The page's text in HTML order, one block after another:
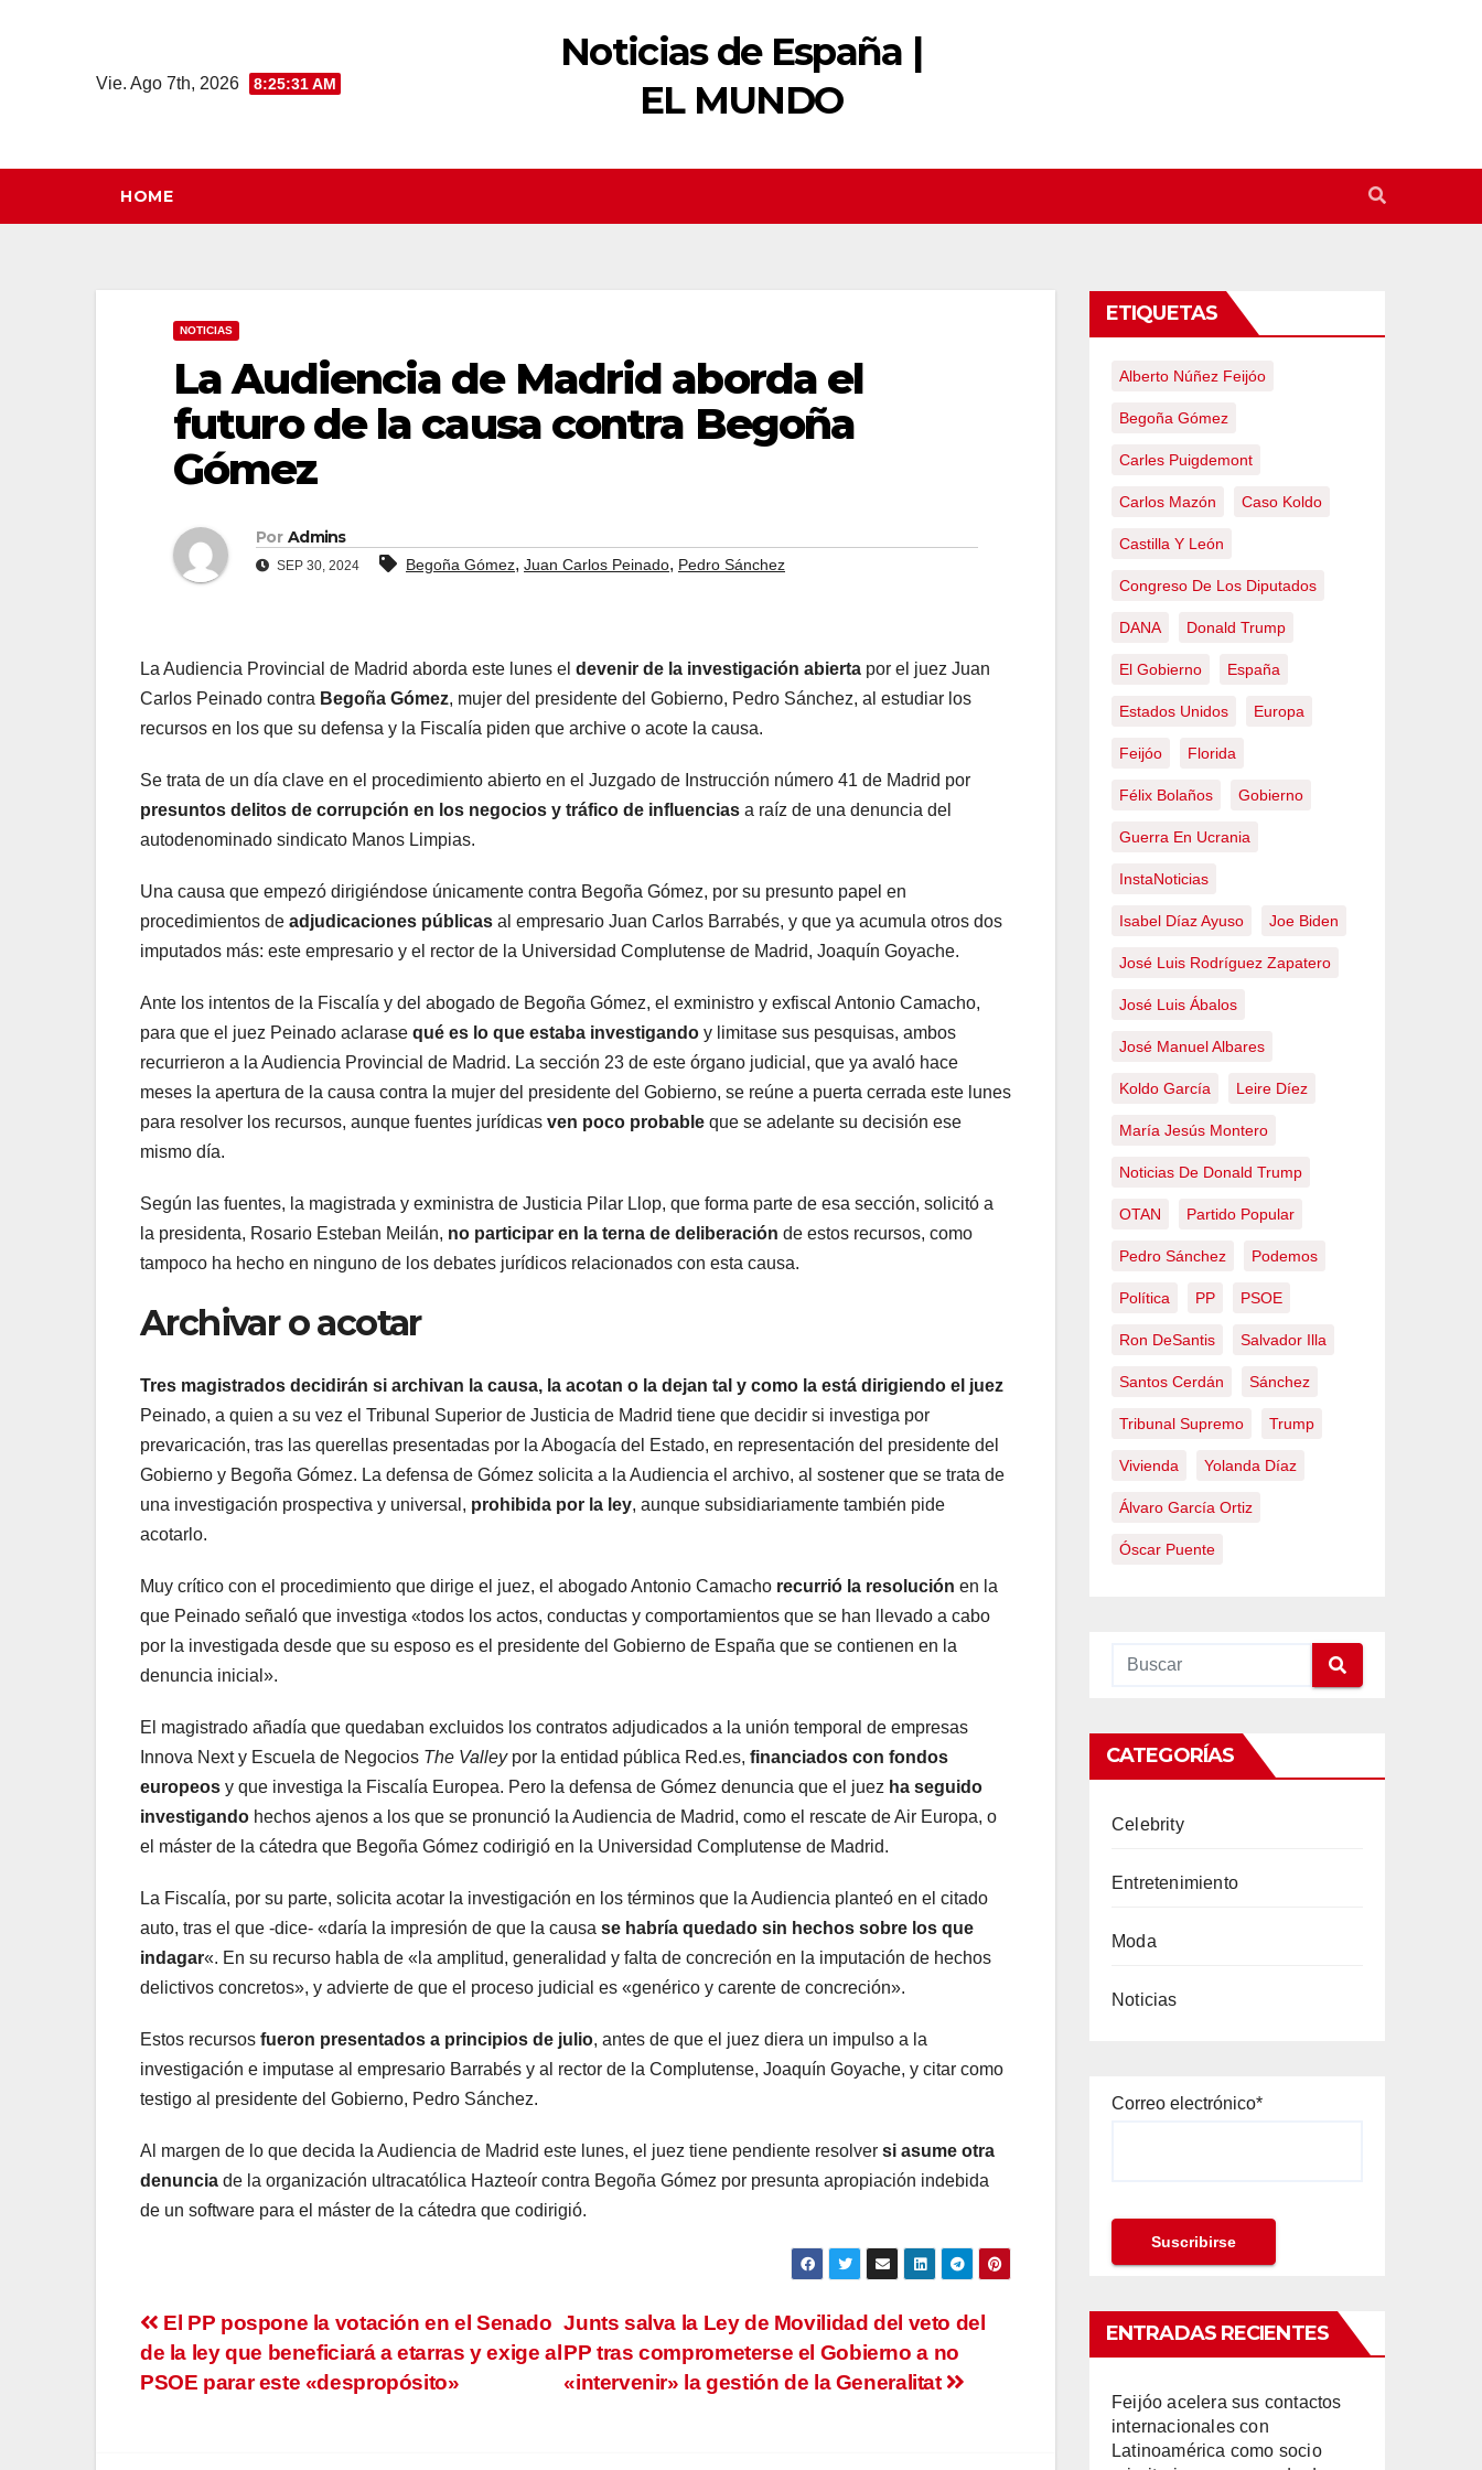
Vie. Ago 7th, 2026 8:25:32 AM
Noticias de España |
EL MUNDO
HOME
NOTICIAS
La Audiencia de Madrid aborda el
futuro de la causa contra Begoña
Gómez
Por Admins
SEP 30, 2024 Begoña Gómez, Juan Carlos Peinado, Pedro Sánchez
La Audiencia Provincial de Madrid aborda este lunes el devenir de la investigación abierta por el juez Juan
Carlos Peinado contra Begoña Gómez, mujer del presidente del Gobierno, Pedro Sánchez, al estudiar los
recursos en los que su defensa y la Fiscalía piden que archive o acote la causa.
Se trata de un día clave en el procedimiento abierto en el Juzgado de Instrucción número 41 de Madrid por
presuntos delitos de corrupción en los negocios y tráfico de influencias a raíz de una denuncia del
autodenominado sindicato Manos Limpias.
Una causa que empezó dirigiéndose únicamente contra Begoña Gómez, por su presunto papel en
procedimientos de adjudicaciones públicas al empresario Juan Carlos Barrabés, y que ya acumula otros dos
imputados más: este empresario y el rector de la Universidad Complutense de Madrid, Joaquín Goyache.
Ante los intentos de la Fiscalía y del abogado de Begoña Gómez, el exministro y exfiscal Antonio Camacho,
para que el juez Peinado aclarase qué es lo que estaba investigando y limitase sus pesquisas, ambos
recurrieron a la Audiencia Provincial de Madrid. La sección 23 de este órgano judicial, que ya avaló hace
meses la apertura de la causa contra la mujer del presidente del Gobierno, se reúne a puerta cerrada este lunes
para resolver los recursos, aunque fuentes jurídicas ven poco probable que se adelante su decisión ese
mismo día.
Según las fuentes, la magistrada y exministra de Justicia Pilar Llop, que forma parte de esa sección, solicitó a
la presidenta, Rosario Esteban Meilán, no participar en la terna de deliberación de estos recursos, como
tampoco ha hecho en ninguno de los debates jurídicos relacionados con esta causa.
Archivar o acotar
Tres magistrados decidirán si archivan la causa, la acotan o la dejan tal y como la está dirigiendo el juez
Peinado, a quien a su vez el Tribunal Superior de Justicia de Madrid tiene que decidir si investiga por
prevaricación, tras las querellas presentadas por la Abogacía del Estado, en representación del presidente del
Gobierno y Begoña Gómez. La defensa de Gómez solicita a la Audiencia el archivo, al sostener que se trata de
una investigación prospectiva y universal, prohibida por la ley, aunque subsidiariamente también pide
acotarlo.
Muy crítico con el procedimiento que dirige el juez, el abogado Antonio Camacho recurrió la resolución en la
que Peinado señaló que investiga «todos los actos, conductas y comportamientos que se han llevado a cabo
por la investigada desde que su esposo es el presidente del Gobierno de España que se contienen en la
denuncia inicial».
El magistrado añadía que quedaban excluidos los contratos adjudicados a la unión temporal de empresas
Innova Next y Escuela de Negocios The Valleypor la entidad pública Red.es, financiados con fondos
europeos y que investiga la Fiscalía Europea. Pero la defensa de Gómez denuncia que el juez ha seguido
investigando hechos ajenos a los que se pronunció la Audiencia de Madrid, como el rescate de Air Europa, o
el máster de la cátedra que Begoña Gómez codirigió en la Universidad Complutense de Madrid.
La Fiscalía, por su parte, solicita acotar la investigación en los términos que la Audiencia planteó en el citado
auto, tras el que -dice- «daría la impresión de que la causa se habría quedado sin hechos sobre los que
indagar«. En su recurso habla de «la amplitud, generalidad y falta de concreción en la imputación de hechos
delictivos concretos», y advierte de que el proceso judicial es «genérico y carente de concreción».
Estos recursos fueron presentados a principios de julio, antes de que el juez diera un impulso a la
investigación e imputase al empresario Barrabés y al rector de la Complutense, Joaquín Goyache, y citar como
testigo al presidente del Gobierno, Pedro Sánchez.
Al margen de lo que decida la Audiencia de Madrid este lunes, el juez tiene pendiente resolver si asume otra
denuncia de la organización ultracatólica Hazteoír contra Begoña Gómez por presunta apropiación indebida
de un software para el máster de la cátedra que codirigió.
Navegación
de
Junts salva la Ley de Movilidad del veto del
PP tras comprometerse el Gobierno a no
«intervenir» la gestión de la Generalitat
El PP pospone la votación en el Senado
de la ley que beneficiará a etarras y exige al
PSOE parar este «despropósito»
ETIQUETAS
Alberto Núñez Feijóo
Begoña Gómez
Carles Puigdemont
Carlos Mazón Caso Koldo
Castilla Y León
Congreso De Los Diputados
DANA Donald Trump
El Gobierno España
Estados Unidos Europa
Feijóo Florida
Félix Bolaños Gobierno
Guerra En Ucrania
InstaNoticias
Isabel Díaz Ayuso Joe Biden
José Luis Rodríguez Zapatero
José Luis Ábalos
José Manuel Albares
Koldo García Leire Díez
María Jesús Montero
Noticias De Donald Trump
OTAN Partido Popular
Pedro Sánchez Podemos
Política PP PSOE
Ron DeSantis Salvador Illa
Santos Cerdán Sánchez
Tribunal Supremo Trump
Vivienda Yolanda Díaz
Álvaro García Ortiz
Óscar Puente
CATEGORÍAS
Celebrity
Entretenimiento
Moda
Noticias
Correo electrónico*
ENTRADAS RECIENTES
Feijóo acelera sus contactos
internacionales con
Latinoamérica como socio